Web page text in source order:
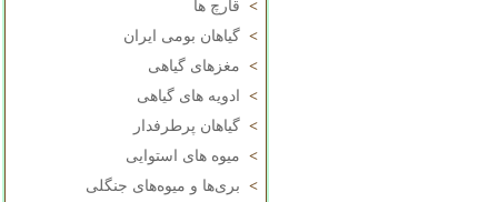
> قارچ ها
> گیاهان بومی ایران
> مغزهای گیاهی
>
ادویه های گیاهی
> گیاهان پرطرفدار
> میوه های استوایی
> بری‌ها و میوه‌های جنگلی